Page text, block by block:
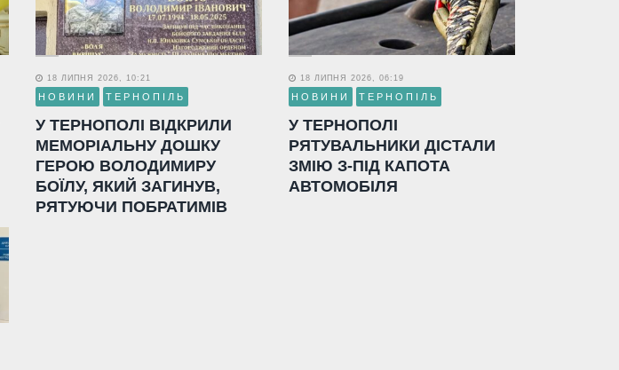
18 ЛИПНЯ 2026, 10:21
НОВИНИ ТЕРНОПІЛЬ
У ТЕРНОПОЛІ ВІДКРИЛИ
МЕМОРІАЛЬНУ ДОШКУ
ГЕРОЮ ВОЛОДИМИРУ
БОЇЛУ, ЯКИЙ ЗАГИНУВ,
РЯТУЮЧИ ПОБРАТИМІВ
18 ЛИПНЯ 2026, 06:19
НОВИНИ ТЕРНОПІЛЬ
У ТЕРНОПОЛІ
РЯТУВАЛЬНИКИ ДІСТАЛИ
ЗМІЮ З-ПІД КАПОТА
АВТОМОБІЛЯ